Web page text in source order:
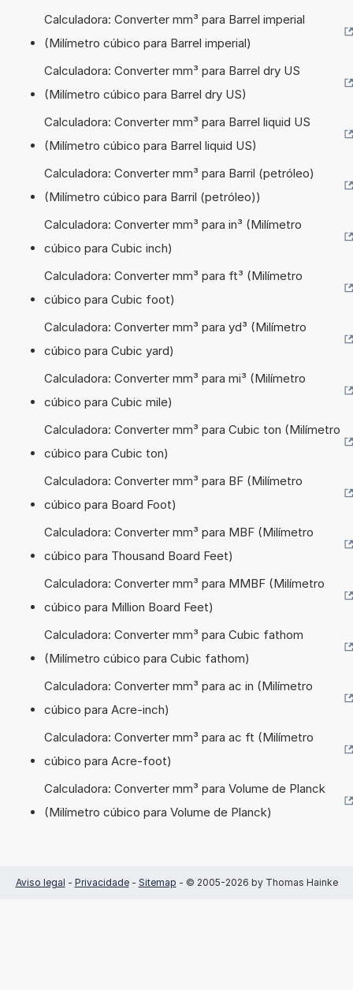
Calculadora: Converter mm³ para Barrel imperial
(Milímetro cúbico para Barrel imperial)
Calculadora: Converter mm³ para Barrel dry US
(Milímetro cúbico para Barrel dry US)
Calculadora: Converter mm³ para Barrel liquid US
(Milímetro cúbico para Barrel liquid US)
Calculadora: Converter mm³ para Barril (petróleo)
(Milímetro cúbico para Barril (petróleo))
Calculadora: Converter mm³ para in³ (Milímetro
cúbico para Cubic inch)
Calculadora: Converter mm³ para ft³ (Milímetro
cúbico para Cubic foot)
Calculadora: Converter mm³ para yd³ (Milímetro
cúbico para Cubic yard)
Calculadora: Converter mm³ para mi³ (Milímetro
cúbico para Cubic mile)
Calculadora: Converter mm³ para Cubic ton (Milímetro
cúbico para Cubic ton)
Calculadora: Converter mm³ para BF (Milímetro
cúbico para Board Foot)
Calculadora: Converter mm³ para MBF (Milímetro
cúbico para Thousand Board Feet)
Calculadora: Converter mm³ para MMBF (Milímetro
cúbico para Million Board Feet)
Calculadora: Converter mm³ para Cubic fathom
(Milímetro cúbico para Cubic fathom)
Calculadora: Converter mm³ para ac in (Milímetro
cúbico para Acre-inch)
Calculadora: Converter mm³ para ac ft (Milímetro
cúbico para Acre-foot)
Calculadora: Converter mm³ para Volume de Planck
(Milímetro cúbico para Volume de Planck)
Aviso legal - Privacidade- Sitemap - © 2005-2026 by Thomas Hainke